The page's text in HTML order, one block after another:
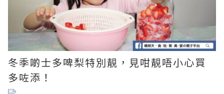
冬季啲士多啤梨特別靚，見咁靚唔小心買
多咗添！